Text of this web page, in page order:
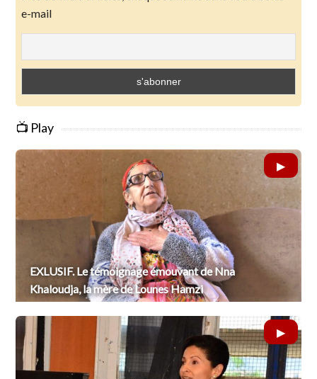
e-mail
📺 Play
EXLUSIF. Le témoignage émouvant de Nna
Khaloudja, la mère de Lounes Hamzi